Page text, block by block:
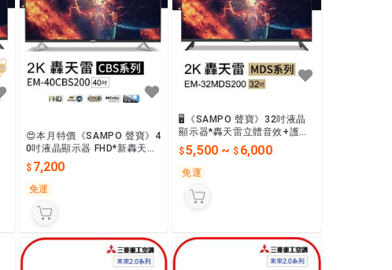
😍本月特價《SAMPO 聲寶》4
0吋液晶顯示器 FHD*新轟天雷
杜比音效*➔EM-40CBS200
7,200
免運
🖥️《SAMPO 聲寶》32吋液晶
顯示器*轟天雷立體音效+護眼
低藍光*➔EM-32MDS200/EM
-32MDT200
5,500~ 6,000
免運